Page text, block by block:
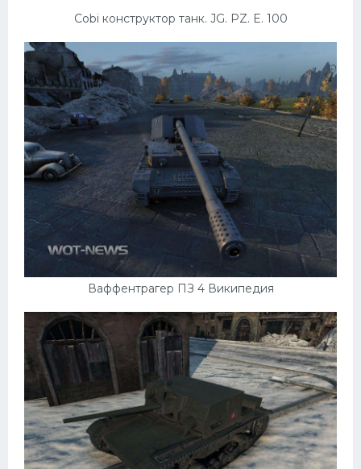
Cobi конструктор танк. JG. PZ. E. 100
Ваффентрагер ПЗ 4 Википедия